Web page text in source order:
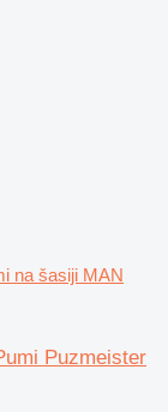
na šasiji MAN
Puzmeister